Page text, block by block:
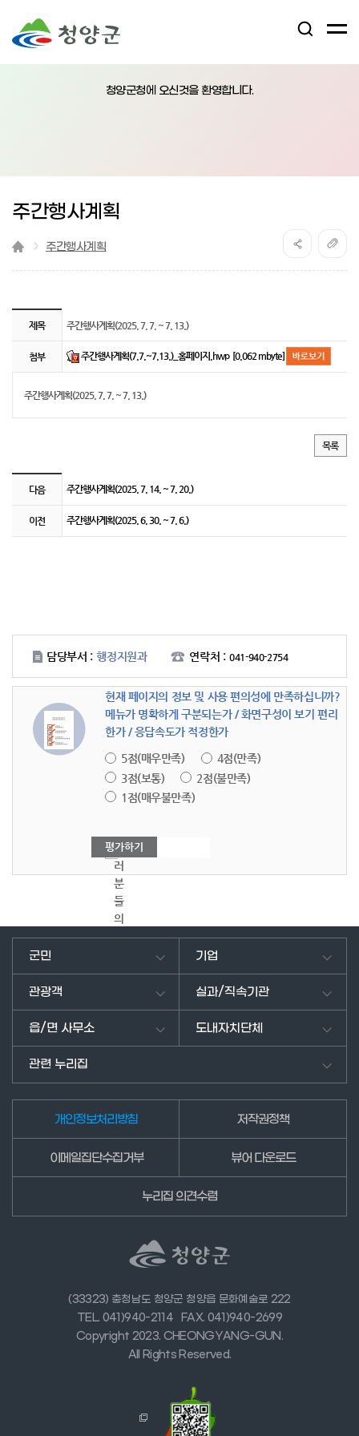
검
어
청양군청에 오신것을 환영합니다.
주간행사계획
주간행사계획
『 주간행사계획(2025. 7. 7. ~ 7. 13.) 』글의 상세내용을 확인하는 표로 제목
제목 주간행사계획(2025. 7. 7. ~ 7. 13.)
첨부 주간행사계획(7.7.~7.13.)_홈페이지.hwp [0.062 mbyte]
주간행사계획(2025. 7. 7. ~ 7. 13.)
목록
게시판 이전 및 다음 링크
행정_주간행사계획의 이전글과 다음글을 보여주는 설명하는 표입니다.
다음 주간행사계획(2025. 7. 14. ~ 7. 20.)
이전 주간행사계획(2025. 6. 30. ~ 7. 6.)
담당부서 : 행정지원과 연락처 : 041-940-2754
현재 페이지의 정보 및 사용 편의성에 만족하십니까?
메뉴가 명확하게 구분되는가 / 화면구성이 보기 편리
한가 / 응답속도가 적정한가
5점(매우만족)
4점(만족)
3점(보통)
2점(불만족)
1점(매우불만족)
여
러
분
들
의
의
을
군민 기업
관광객 실과/직속기관
읍/면 사무소 도내자치단체
관련 누리집
개인정보처리방침 저작권정책
이메일집단수집거부 뷰어 다운로드
누리집 의견수렴
(33323) 충청남도 청양군 청양읍 문화예술로 222
TEL. 041)940-2114
FAX. 041)940-2699
Copyright 2023. CHEONGYANG-GUN.
All Rights Reserved.